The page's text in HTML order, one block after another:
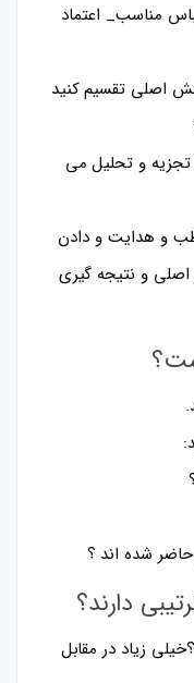
مناسب_ اعتماد
اصلی تقسیم کنید
تجزیه و تحلیل می
و هدایت و دادن
اصلی و نتیجه گیری
حاضر شده اند ؟
دارند؟
زیاد در مقابل